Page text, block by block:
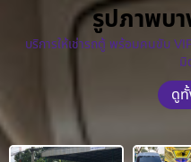
รูปภาพบา
บริการให้เช่ารถตู้ พร้อมคนขับ
มิ
ดู